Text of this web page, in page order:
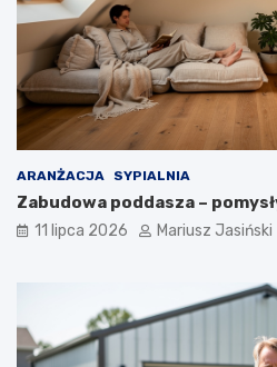
ARANŻACJA SYPIALNIA
Zabudowa poddasza –
11 lipca 2026 Mariusz Jasiński